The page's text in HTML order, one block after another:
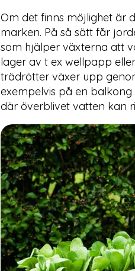
Om det finns möjlighet är
marken. På så sätt får
som hjälper växterna att
lager av t ex wellpapp
trädrötter växer upp
exempelvis på en
där överblivet vatten kan